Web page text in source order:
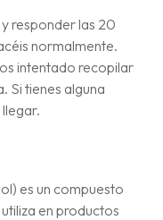
responder las 20
normalmente.
intentado recopilar
Si tienes alguna
es un compuesto
en productos